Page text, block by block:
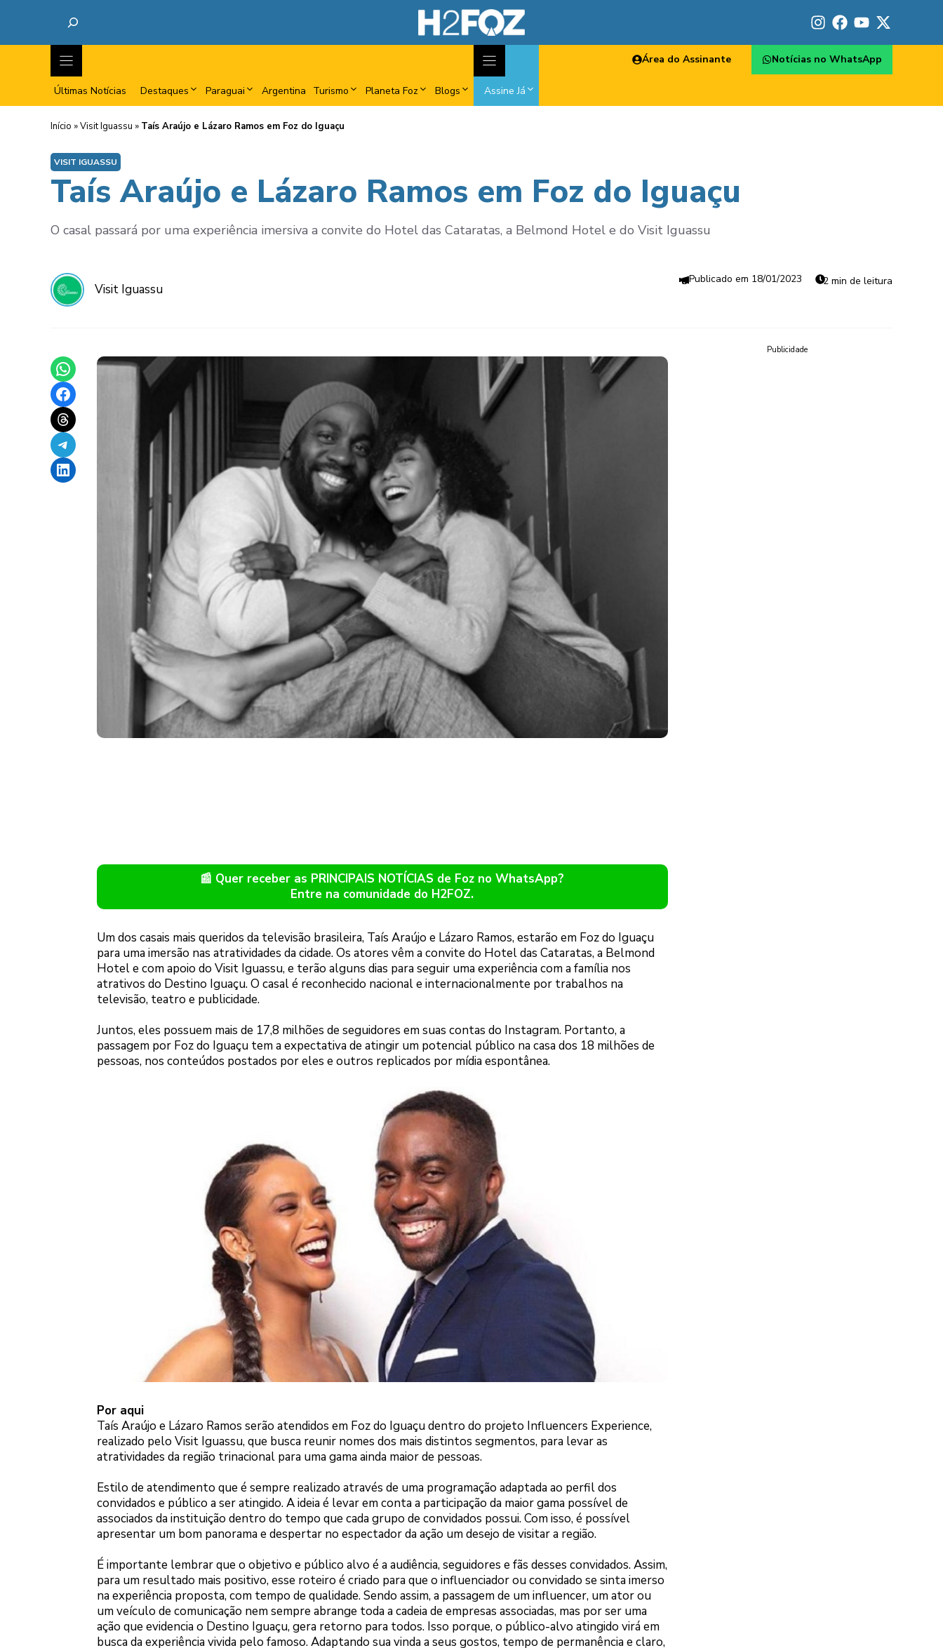
Últimas Notícias Destaques Paraguai Argentina Turismo Planeta Foz Blogs Assine Já
Área do Assinante Notícias no WhatsApp
Início »Visit Iguassu » Taís Araújo e Lázaro Ramos em Foz do Iguaçu
VISIT IGUASSU
Taís Araújo e Lázaro Ramos em Foz do Iguaçu
O casal passará por uma experiência imersiva a convite do Hotel das Cataratas, a Belmond Hotel e do Visit Iguassu
Visit Iguassu
18/01/2023 2 min de leitura
Share on WhatsApp
Share on Facebook
Share on Threads
Share on Telegram
Share on LinkedIn
📰 Quer receber as PRINCIPAIS NOTÍCIAS de Foz no WhatsApp?
Entre na comunidade do H2FOZ.
Um dos casais mais queridos da televisão brasileira, Taís Araújo e Lázaro Ramos, estarão em Foz do Iguaçu
para uma imersão nas atratividades da cidade. Os atores vêm a convite do Hotel das Cataratas, a Belmond
Hotel e com apoio do Visit Iguassu, e terão alguns dias para seguir uma experiência com a família nos
atrativos do Destino Iguaçu. O casal é reconhecido nacional e internacionalmente por trabalhos na
televisão, teatro e publicidade.
Juntos, eles possuem mais de 17,8 milhões de seguidores em suas contas do Instagram. Portanto, a
passagem por Foz do Iguaçu tem a expectativa de atingir um potencial público na casa dos 18 milhões de
pessoas, nos conteúdos postados por eles e outros replicados por mídia espontânea.
Por aqui
Taís Araújo e Lázaro Ramos serão atendidos em Foz do Iguaçu dentro do projeto Influencers Experience,
realizado pelo Visit Iguassu, que busca reunir nomes dos mais distintos segmentos, para levar as
atratividades da região trinacional para uma gama ainda maior de pessoas.
Estilo de atendimento que é sempre realizado através de uma programação adaptada ao perfil dos
convidados e público a ser atingido. A ideia é levar em conta a participação da maior gama possível de
associados da instituição dentro do tempo que cada grupo de convidados possui. Com isso, é possível
apresentar um bom panorama e despertar no espectador da ação um desejo de visitar a região.
É importante lembrar que o objetivo e público alvo é a audiência, seguidores e fãs desses convidados. Assim,
para um resultado mais positivo, esse roteiro é criado para que o influenciador ou convidado se sinta imerso
na experiência proposta, com tempo de qualidade. Sendo assim, a passagem de um influencer, um ator ou
um veículo de comunicação nem sempre abrange toda a cadeia de empresas associadas, mas por ser uma
ação que evidencia o Destino Iguaçu, gera retorno para todos. Isso porque, o público-alvo atingido virá em
busca da experiência vivida pelo famoso. Adaptando sua vinda a seus gostos, tempo de permanência e claro,
Publicidade